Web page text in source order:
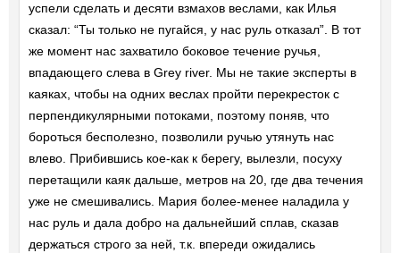
успели сделать и десяти взмахов веслами, как Илья
сказал: “Ты только не пугайся, у нас руль отказал”. В тот
же момент нас захватило боковое течение ручья,
впадающего слева в Grey river. Мы не такие эксперты в
каяках, чтобы на одних веслах пройти перекресток с
перпендикулярными потоками, поэтому поняв, что
бороться бесполезно, позволили ручью утянуть нас
влево. Прибившись кое-как к берегу, вылезли, посуху
перетащили каяк дальше, метров на 20, где два течения
уже не смешивались. Мария более-менее наладила у
нас руль и дала добро на дальнейший сплав, сказав
держаться строго за ней, т.к. впереди ожидались